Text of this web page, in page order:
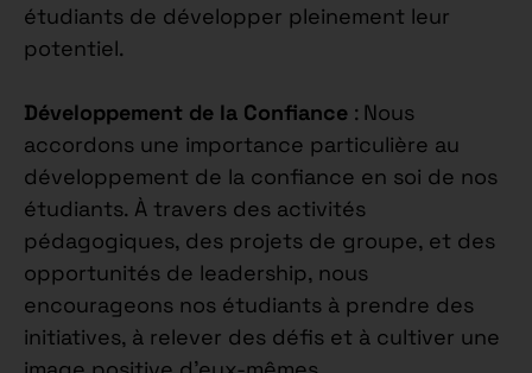
étudiants de développer pleinement leur
potentiel.
Développement de la Confiance : Nous
accordons une importance particulière au
développement de la confiance en soi de nos
étudiants. À travers des activités
pédagogiques, des projets de groupe, et des
opportunités de leadership, nous
encourageons nos étudiants à prendre des
initiatives, à relever des défis et à cultiver une